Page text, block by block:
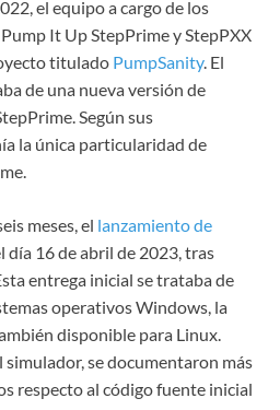
el equipo a cargo de los
It Up StepPrime y StepPXX
titulado PumpSanity. El
de una nueva versión de
Según sus
la única particularidad de
meses, el lanzamiento de
día 16 de abril de 2023, tras
entrega inicial se trataba de
operativos Windows, la
disponible para Linux.
se documentaron más
respecto al código fuente inicial